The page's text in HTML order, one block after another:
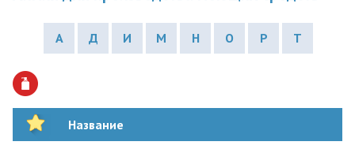
А Д И М Н О Р Т
Название